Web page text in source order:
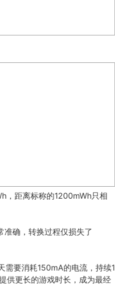
，距离标称的1200mWh只相
确，转换过程仅损失了
需要消耗150mA的电流，持续1
供更长的游戏时长，成为最经